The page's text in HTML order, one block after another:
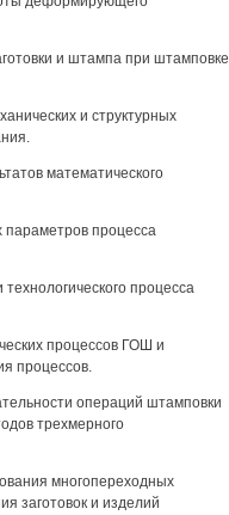
и штампа при штамповке
и структурных
математического
параметров процесса
процесса
процессов ГОШ и
процессов.
операций штамповки
трехмерного
многопереходных
заготовок и изделий